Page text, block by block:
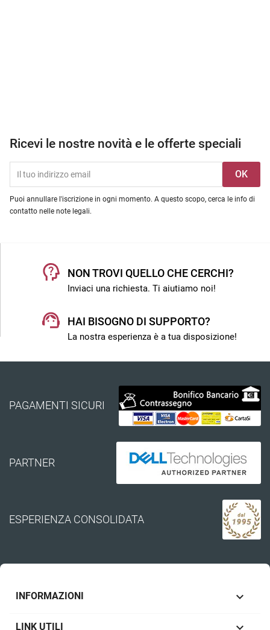
Ricevi le nostre novità e le offerte speciali
Puoi annullare l'iscrizione in ogni momento. A questo scopo, cerca le info di
contatto nelle note legali.
NON TROVI QUELLO CHE CERCHI?
Inviaci una richiesta. Ti aiutiamo noi!
HAI BISOGNO DI SUPPORTO?
La nostra esperienza è a tua disposizione!
PAGAMENTI SICURI
PARTNER
ESPERIENZA CONSOLIDATA
INFORMAZIONI 
LINK UTILI